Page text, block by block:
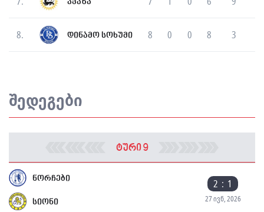
ავაზა
8. დინამო სოხუმი 8 0 0 8 3
შედეგები
ტური 9
ნორჩები 2 : 1
27 ივნ, 2026
სიონი